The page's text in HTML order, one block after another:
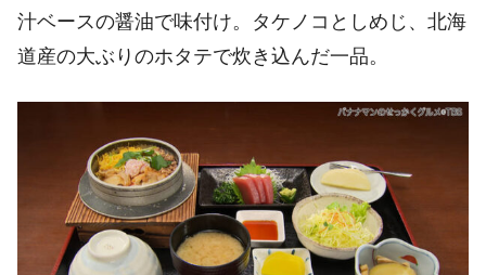
汁ベースの醤油で味付け。タケノコとしめじ、北海
道産の大ぶりのホタテで炊き込んだ一品。